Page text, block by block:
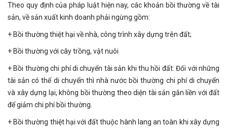
Theo quy định của pháp luật hiện nay, các khoản bồi thường về tài
sản, về sản xuất kinh doanh phải ngừng gồm:
+ Bồi thường thiệt hại về nhà, công trình xây dựng trên đất;
+ Bồi thường với cây trồng, vật nuôi
+ Bồi thường chi phí di chuyển tài sản khi thu hồi đất: Đối với những
tài sản có thể di chuyển thì nhà nước bồi thường chi phí di chuyển
và xây dựng lại, không bồi thường theo diện tài sản gắn liền với đất
để giảm chi phí bồi thường.
+ Bồi thường thiệt hại với đất thuộc hành lang an toàn khi xây dựng